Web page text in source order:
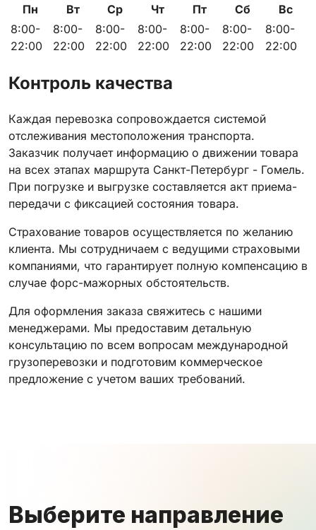
Пн Вт Ср Чт Пт Сб
Вс
8:00-
22:00
8:00-
22:00
8:00-
22:00
8:00-
22:00
8:00-
22:00
8:00-
22:00
8:00-
22:00
Контроль качества
Каждая перевозка сопровождается системой
отслеживания местоположения транспорта.
Заказчик получает информацию о движении товара
на всех этапах маршрута Санкт-Петербург - Гомель.
При погрузке и выгрузке составляется акт приема-
передачи с фиксацией состояния товара.
Страхование товаров осуществляется по желанию
клиента. Мы сотрудничаем с ведущими страховыми
компаниями, что гарантирует полную компенсацию в
случае форс-мажорных обстоятельств.
Для оформления заказа свяжитесь с нашими
менеджерами. Мы предоставим детальную
консультацию по всем вопросам международной
грузоперевозки и подготовим коммерческое
предложение с учетом ваших требований.
Выберите направление